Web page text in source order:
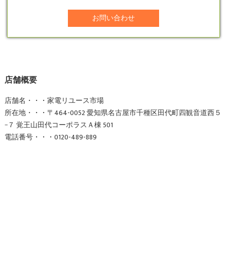
お問い合わせ
店舗概要
店舗名・・・家電リユース市場
所在地・・・〒464-0052 愛知県名古屋市千種区田代町四観音道西５
−７ 覚王山田代コーポラスＡ棟 501
電話番号・・・0120-489-889